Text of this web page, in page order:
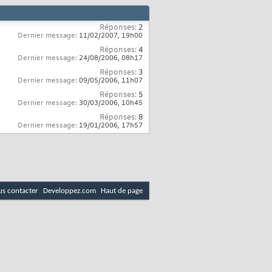
Réponses: 2
Dernier message: 11/02/2007, 19h00
Réponses:4
Dernier message: 24/08/2006, 08h17
Réponses: 3
Dernier message: 09/05/2006, 11h07
Réponses: 5
Dernier message: 30/03/2006, 10h45
Réponses:8
Dernier message: 19/01/2006, 17h57
contacter Developpez.com Haut de page